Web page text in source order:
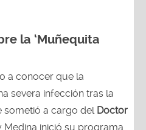
la ‘Muñequita
a conocer que la
severa infección tras la
sometió a cargo del Doctor
Medina inició su programa